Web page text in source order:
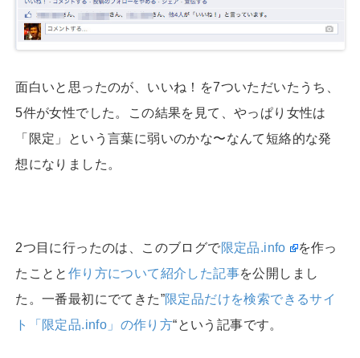
面白いと思ったのが、いいね！を7ついただいたうち、
5件が女性でした。この結果を見て、やっぱり女性は
「限定」という言葉に弱いのかな〜なんて短絡的な発
想になりました。
2つ目に行ったのは、このブログで限定品.info
を作っ
たことと 作り方について紹介した記事を公開しまし
た。一番最初にでてきた”限定品だけを検索できるサイ
ト「限定品.info」の作り方“という記事です。